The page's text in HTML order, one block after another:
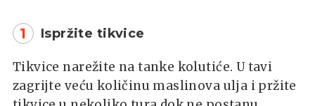
1 Ispržite tikvice
Tikvice narežite na tanke kolutiće. U tavi
zagrijte veću količinu maslinova ulja i pržite